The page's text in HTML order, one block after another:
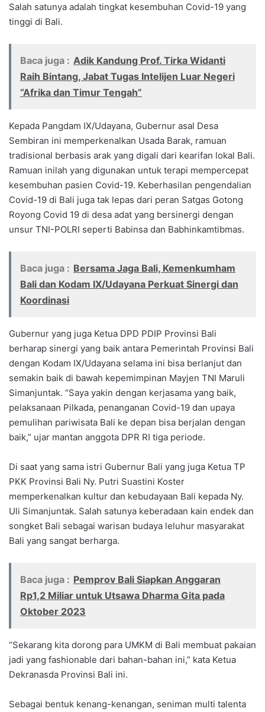
Salah satunya adalah tingkat kesembuhan Covid-19 yang
tinggi di Bali.
Baca juga : Adik Kandung Prof. Tirka Widanti
Raih Bintang, Jabat Tugas Intelijen Luar Negeri
“Afrika dan Timur Tengah”
Kepada Pangdam IX/Udayana, Gubernur asal Desa
Sembiran ini memperkenalkan Usada Barak, ramuan
tradisional berbasis arak yang digali dari kearifan lokal Bali.
Ramuan inilah yang digunakan untuk terapi mempercepat
kesembuhan pasien Covid-19. Keberhasilan pengendalian
Covid-19 di Bali juga tak lepas dari peran Satgas Gotong
Royong Covid 19 di desa adat yang bersinergi dengan
unsur TNI-POLRI seperti Babinsa dan Babhinkamtibmas.
Baca juga : Bersama Jaga Bali, Kemenkumham
Bali dan Kodam IX/Udayana Perkuat Sinergi dan
Koordinasi
Gubernur yang juga Ketua DPD PDIP Provinsi Bali
berharap sinergi yang baik antara Pemerintah Provinsi Bali
dengan Kodam IX/Udayana selama ini bisa berlanjut dan
semakin baik di bawah kepemimpinan Mayjen TNI Maruli
Simanjuntak. “Saya yakin dengan kerjasama yang baik,
pelaksanaan Pilkada, penanganan Covid-19 dan upaya
pemulihan pariwisata Bali ke depan bisa berjalan dengan
baik,” ujar mantan anggota DPR RI tiga periode.
Di saat yang sama istri Gubernur Bali yang juga Ketua TP
PKK Provinsi Bali Ny. Putri Suastini Koster
memperkenalkan kultur dan kebudayaan Bali kepada Ny.
Uli Simanjuntak. Salah satunya keberadaan kain endek dan
songket Bali sebagai warisan budaya leluhur masyarakat
Bali yang sangat berharga.
Baca juga : Pemprov Bali Siapkan Anggaran
Rp1,2 Miliar untuk Utsawa Dharma Gita pada
Oktober 2023
“Sekarang kita dorong para UMKM di Bali membuat pakaian
jadi yang fashionable dari bahan-bahan ini,” kata Ketua
Dekranasda Provinsi Bali ini.
Sebagai bentuk kenang-kenangan, seniman multi talenta